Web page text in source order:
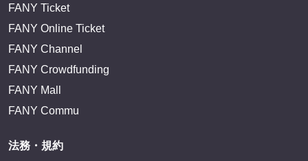
FANY Ticket
FANY Online Ticket
FANY Channel
FANY Crowdfunding
FANY Mall
FANY Commu
法務・規約